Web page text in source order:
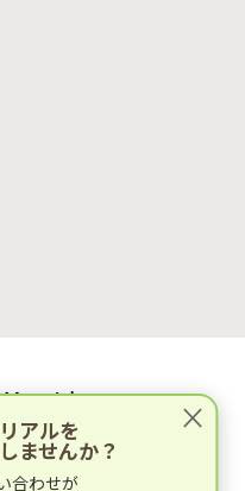
式会社
×
アルを
ませんか？
合わせが